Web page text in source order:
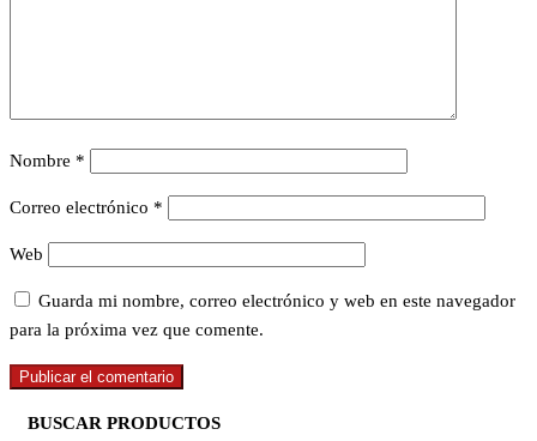
Nombre *
Correo electrónico *
Web
Guarda mi nombre, correo electrónico y web en este navegador
para la próxima vez que comente.
BUSCAR PRODUCTOS